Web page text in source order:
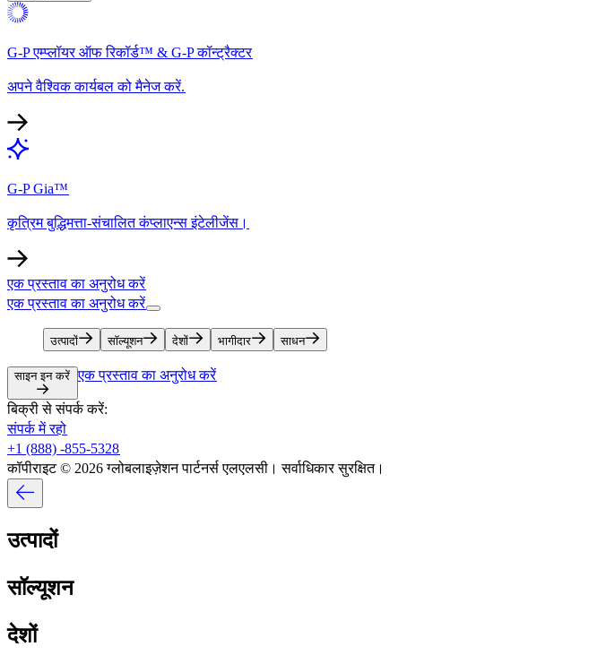
G-P एम्प्लॉयर ऑफ रिकॉर्ड™ & G-P कॉन्ट्रैक्टर​​
अपने वैश्विक कार्यबल को मैनेज करें.​​
G-P Gia™​​
कृत्रिम बुद्धिमत्ता-संचालित कंप्लाएन्स इंटेलीजेंस।​​
एक प्रस्ताव का अनुरोध करें​​
एक प्रस्ताव का अनुरोध करें​​
उत्पादों​​ सॉल्यूशन​​ देशों​​ भागीदार​​ साधन​​
साइन इन करें​​ एक प्रस्ताव का अनुरोध करें​​
बिक्री से संपर्क करें:​​
संपर्क में रहो​​
+1 (888) -855-5328​​
कॉपीराइट © 2026 ग्लोबलाइज़ेशन पार्टनर्स एलएलसी। सर्वाधिकार सुरक्षित।​​
उत्पादों​​
सॉल्यूशन​​
देशों​​